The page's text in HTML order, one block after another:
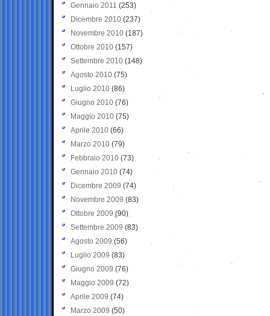
Gennaio 2011 (253)
Dicembre 2010 (237)
Novembre 2010 (187)
Ottobre 2010 (157)
Settembre 2010 (148)
Agosto 2010 (75)
Luglio 2010 (86)
Giugno 2010 (76)
Maggio 2010 (75)
Aprile 2010 (66)
Marzo 2010 (79)
Febbraio 2010 (73)
Gennaio 2010 (74)
Dicembre 2009 (74)
Novembre 2009 (83)
Ottobre 2009 (90)
Settembre 2009 (83)
Agosto 2009 (56)
Luglio 2009 (83)
Giugno 2009 (76)
Maggio 2009 (72)
Aprile 2009 (74)
Marzo 2009 (50)